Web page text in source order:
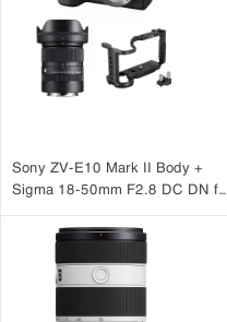
Sony ZV-E10 Mark II Body +
Sigma 18-50mm F2.8 DC DN for
ZV-E10 II 4867